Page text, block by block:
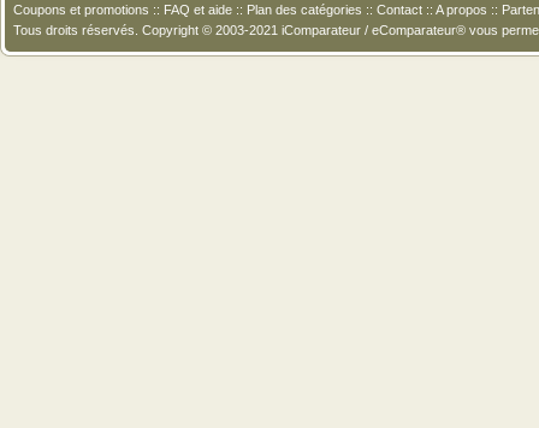
Coupons et promotions :: FAQ et aide :: Plan des catégories :: Contact :: A propos ::
Tous droits réservés. Copyright © 2003-2021 iComparateur / eComparateur® vous